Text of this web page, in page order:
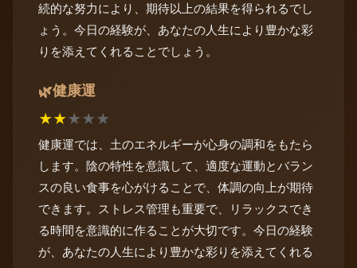
続的な努力により、期待以上の結果を得られるでし
ょう。今日の経験が、あなたの人生により豊かな彩
りを添えてくれることでしょう。
🌿健康運
★★★★★
健康運では、土のエネルギーが心身の調和をもたら
します。陰の特性を意識して、適度な運動とバラン
スの良い食事を心がけることで、体調の向上が期待
できます。ストレス管理も重要で、リラックスでき
る時間を意識的に作ることが大切です。今日の経験
が、あなたの人生により豊かな彩りを添えてくれる